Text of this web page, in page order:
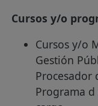
Cursos y/o
Cursos y/o
Gestión
Procesador
Programa